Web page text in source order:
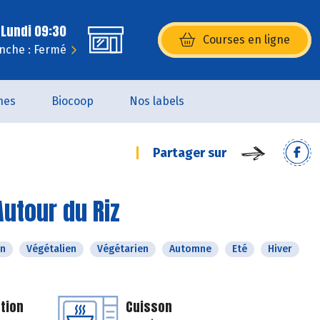
09:30
: Fermé
Courses en ligne
(s’ouvre dans une nouvelle
Biocoop Nos labels
Partager sur
du Riz
Végétalien Végétarien Automne Eté
Hiver
Cuisson